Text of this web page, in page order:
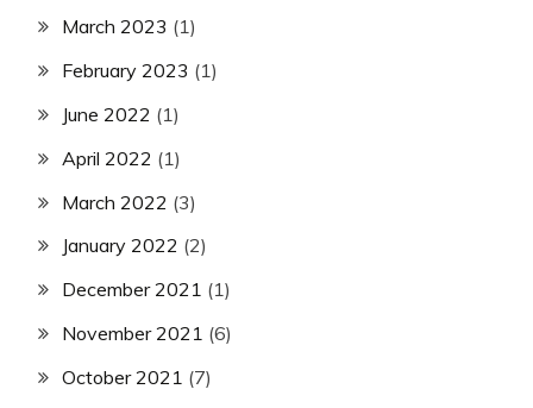
March 2023 (1)
February 2023 (1)
June 2022 (1)
April 2022 (1)
March 2022 (3)
January 2022 (2)
December 2021 (1)
November 2021 (6)
October 2021 (7)